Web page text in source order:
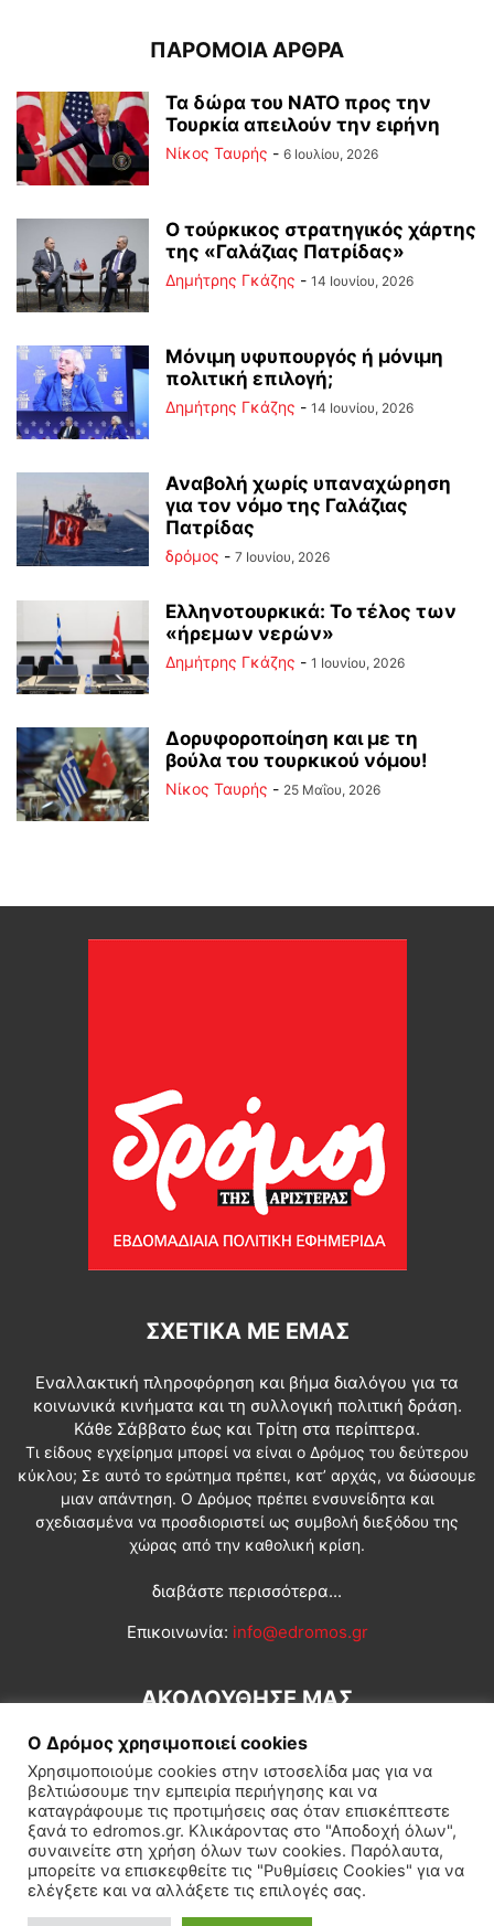
ΠΑΡΟΜΟΙΑ ΑΡΘΡΑ
Τα δώρα του ΝΑΤΟ προς την
Τουρκία απειλούν την ειρήνη
Νίκος Ταυρής - 6 Ιουλίου, 2026
Ο τούρκικος στρατηγικός χάρτης
της «Γαλάζιας Πατρίδας»
Δημήτρης Γκάζης - 14 Ιουνίου, 2026
Μόνιμη υφυπουργός ή μόνιμη
πολιτική επιλογή;
Δημήτρης Γκάζης - 14 Ιουνίου, 2026
Αναβολή χωρίς υπαναχώρηση
για τον νόμο της Γαλάζιας
Πατρίδας
δρόμος - 7 Ιουνίου, 2026
Ελληνοτουρκικά: Το τέλος των
«ήρεμων νερών»
Δημήτρης Γκάζης - 1 Ιουνίου, 2026
Δορυφοροποίηση και με τη
βούλα του τουρκικού νόμου!
Νίκος Ταυρής - 25 Μαΐου, 2026
ΣΧΕΤΙΚΆ ΜΕ ΕΜΆΣ
Εναλλακτική πληροφόρηση και βήμα διαλόγου για τα
κοινωνικά κινήματα και τη συλλογική πολιτική δράση.
Κάθε Σάββατο έως και Τρίτη στα περίπτερα.
Τι είδους εγχείρημα μπορεί να είναι ο Δρόμος του δεύτερου
κύκλου; Σε αυτό το ερώτημα πρέπει, κατ’ αρχάς, να δώσουμε
μιαν απάντηση. Ο Δρόμος πρέπει ενσυνείδητα και
σχεδιασμένα να προσδιοριστεί ως συμβολή διεξόδου της
χώρας από την καθολική κρίση.
διαβάστε περισσότερα...
Επικοινωνία: info@edromos.gr
ΑΚΟΛΟΥΘΗΣΕ ΜΑΣ
Εγγραφή συνδρομητή Πολιτική Διεθνή Κοινωνία
Πολιτισμός Αφιερώματα
Ο Δρόμος χρησιμοποιεί cookies
Χρησιμοποιούμε cookies στην ιστοσελίδα μας για να
βελτιώσουμε την εμπειρία περιήγησης και να
καταγράφουμε τις προτιμήσεις σας όταν επισκέπτεστε
ξανά το edromos.gr. Κλικάροντας στο "Αποδοχή όλων",
συναινείτε στη χρήση όλων των cookies. Παρόλαυτα,
μπορείτε να επισκεφθείτε τις "Ρυθμίσεις Cookies" για να
ελέγξετε και να αλλάξετε τις επιλογές σας.